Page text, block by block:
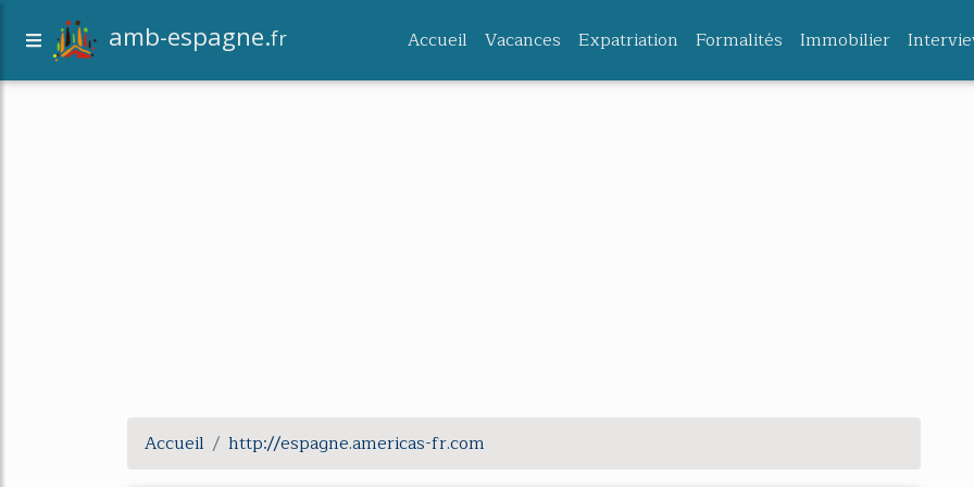
amb-espagne.fr Accueil Vacances Expatriation Formalités Immobilier
Accueil http://espagne.americas-fr.com